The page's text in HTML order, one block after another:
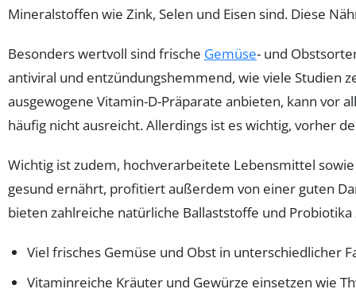
Mineralstoffen wie Zink, Selen und Eisen sind. Diese
Besonders wertvoll sind frische Gemüse- und
antiviral und entzündungshemmend, wie viele Studien
ausgewogene Vitamin-D-Präparate anbieten, kann vor
häufig nicht ausreicht. Allerdings ist es wichtig, vorher
Wichtig ist zudem, hochverarbeitete Lebensmittel
gesund ernährt, profitiert außerdem von einer guten
bieten zahlreiche natürliche Ballaststoffe und
Viel frisches Gemüse und Obst in unterschiedlicher
Vitaminreiche Kräuter und Gewürze einsetzen wie